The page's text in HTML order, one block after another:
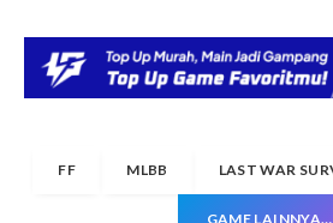
FF MLBB LAST WAR
GAME LAINNYA…